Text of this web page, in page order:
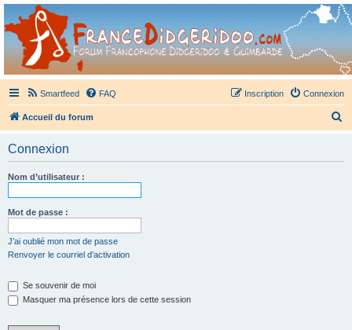
France Didgeridoo
Didgeridoo et Guimbarde sur France Didgeridoo - retrouvez la communauté.
Smartfeed FAQ Connexion
Inscription
Accueil du forum
Connexion
Nom d’utilisateur :
Mot de passe :
J’ai oublié mon mot de passe
Renvoyer le courriel d’activation
Se souvenir de moi
Masquer ma présence lors de cette session